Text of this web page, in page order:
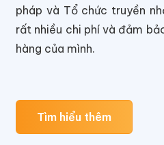
pháp và Tổ chức truyền
rất nhiều chi phí và đảm
hàng của mình.
Tìm hiểu thêm